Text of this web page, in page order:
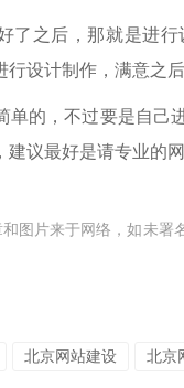
之后，那就是进行
设计制作，满意之
的，不过要是自己
议最好是请专业的网
图片来于网络，如未署
北京网站建设 北京